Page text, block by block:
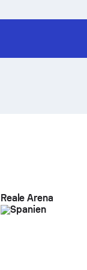
Reale Arena
Spanien